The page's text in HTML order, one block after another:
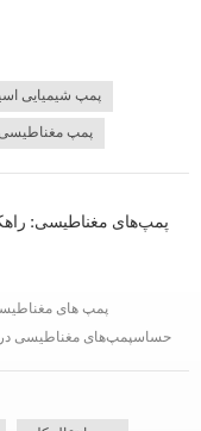
پمپ شیمیایی
پمپ مغناطیسی
پمپ‌های مغناطیسی:
پمپ های
حساسپمپ‌های مغناطیسی در
پمپ‌های سنتی که به